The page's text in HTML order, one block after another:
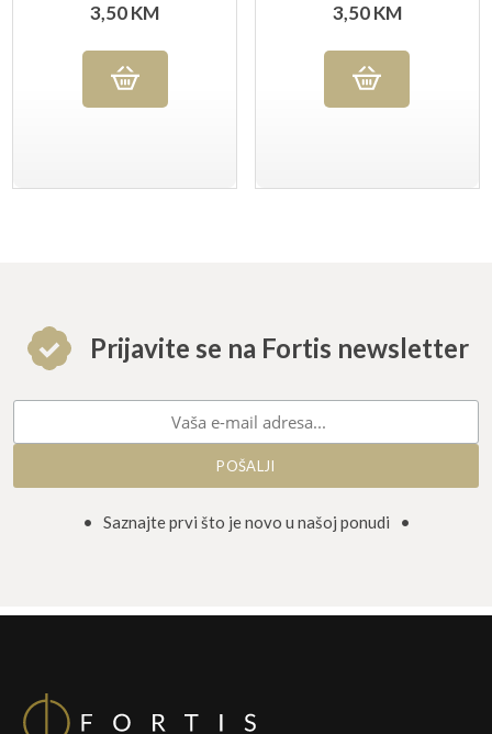
3,50KM 3,50KM
Prijavite se na Fortis newsletter
• Saznajte prvi što je novo u našoj ponudi •